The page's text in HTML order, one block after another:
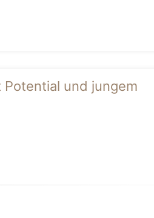
und jungem